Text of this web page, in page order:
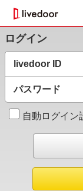
ログイン
livedoor ID
パスワード
自動ログイン